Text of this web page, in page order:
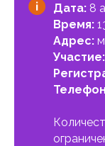
Дата: 8
Время:
Адрес:
Участие: